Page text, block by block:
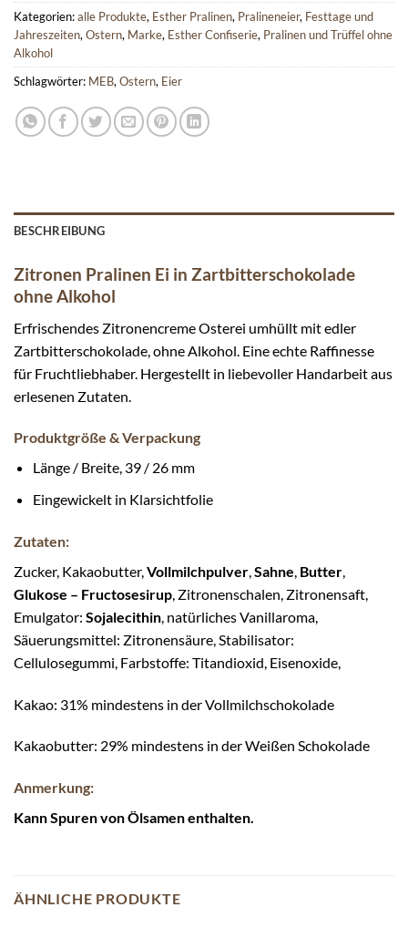
Kategorien:alle Produkte, Esther Pralinen, Pralineneier, Festtage und
Jahreszeiten, Ostern, Marke, Esther Confiserie, Pralinen und Trüffel ohne
Alkohol
Schlagwörter: MEB, Ostern, Eier
BESCHREIBUNG
Zitronen Pralinen Ei in Zartbitterschokolade
ohne Alkohol
Erfrischendes Zitronencreme Osterei umhüllt mit edler
Zartbitterschokolade, ohne Alkohol. Eine echte Raffinesse
für Fruchtliebhaber. Hergestellt in liebevoller Handarbeit aus
erlesenen Zutaten.
Produktgröße & Verpackung
Länge / Breite, 39 / 26 mm
Eingewickelt in Klarsichtfolie
Zutaten:
Zucker, Kakaobutter, Vollmilchpulver Sahne Butter
Glukose – Fructosesirup , Zitronenschalen, Zitronensaft,
Emulgator: Sojalecithin , natürliches Vanillaroma,
Säuerungsmittel: Zitronensäure, Stabilisator:
Cellulosegummi, Farbstoffe: Titandioxid, Eisenoxide,
Kakao: 31% mindestens in der Vollmilchschokolade
Kakaobutter: 29% mindestens in der Weißen Schokolade
Anmerkung:
Kann Spuren von Ölsamen enthalten.
ÄHNLICHE PRODUKTE